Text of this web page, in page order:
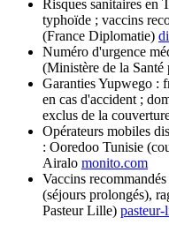
Risques sanitaires en
typhoïde ; vaccins
(France Diplomatie)
Numéro d'urgence
(Ministère de la
Garanties Yupwego :
en cas d'accident ;
exclus de la
Opérateurs mobiles
: Ooredoo Tunisie
Airalo monito.com
Vaccins
(séjours prolongés),
Pasteur Lille)